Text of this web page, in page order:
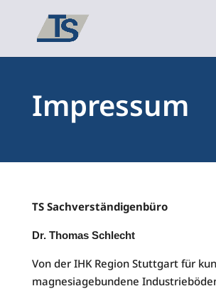
Impressum
TS Sachverständigenbüro
Dr. Thomas Schlecht
Von der IHK Region Stuttgart für
magnesiagebundene